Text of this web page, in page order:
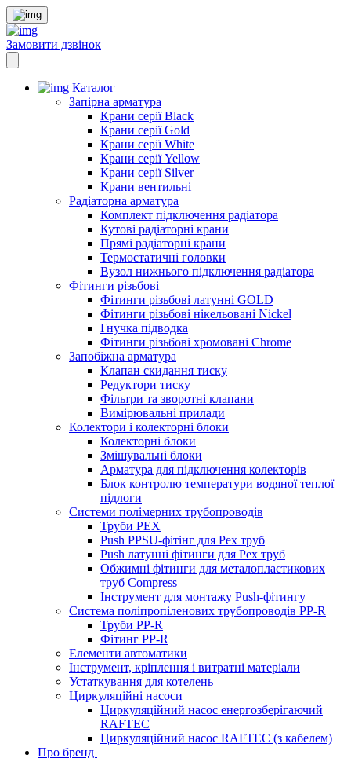
Замовити дзвінок
Каталог
Запірна арматура
Крани серії Black
Крани серії Gold
Крани серії White
Крани серії Yellow
Крани серії Silver
Крани вентильні
Радіаторна арматура
Комплект підключення радіатора
Кутові радіаторні крани
Прямі радіаторні крани
Термостатичні головки
Вузол нижнього підключення радіатора
Фітинги різьбові
Фітинги різьбові латунні GOLD
Фітинги різьбові нікельовані Nickel
Гнучка підводка
Фітинги різьбові хромовані Chrome
Запобіжна арматура
Клапан скидання тиску
Редуктори тиску
Фільтри та зворотні клапани
Вимірювальні прилади
Колектори і колекторні блоки
Колекторні блоки
Змішувальні блоки
Арматура для підключення колекторів
Блок контролю температури водяної теплої
підлоги
Системи полімерних трубопроводів
Труби PEX
Push PPSU-фітінг для Pex труб
Push латунні фітинги для Pex труб
Обжимні фітинги для металопластикових
труб Compress
Інструмент для монтажу Push-фітингу
Система поліпропіленових трубопроводів PP-R
Труби PP-R
Фітинг PP-R
Елементи автоматики
Інструмент, кріплення і витратні матеріали
Устаткування для котелень
Циркуляційні насоси
Циркуляційний насос енергозберігаючий
RAFTEC
Циркуляційний насос RAFTEC (з кабелем)
Про бренд